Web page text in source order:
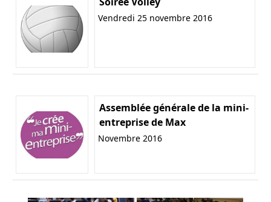
Vendredi 25 novembre 2016
Assemblée générale de la mini-
entreprise de Max
Novembre 2016